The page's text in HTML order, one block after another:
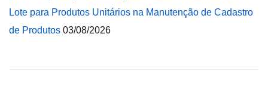
Lote para Produtos Unitários na Manutenção de Cadastro
de Produtos 03/08/2026